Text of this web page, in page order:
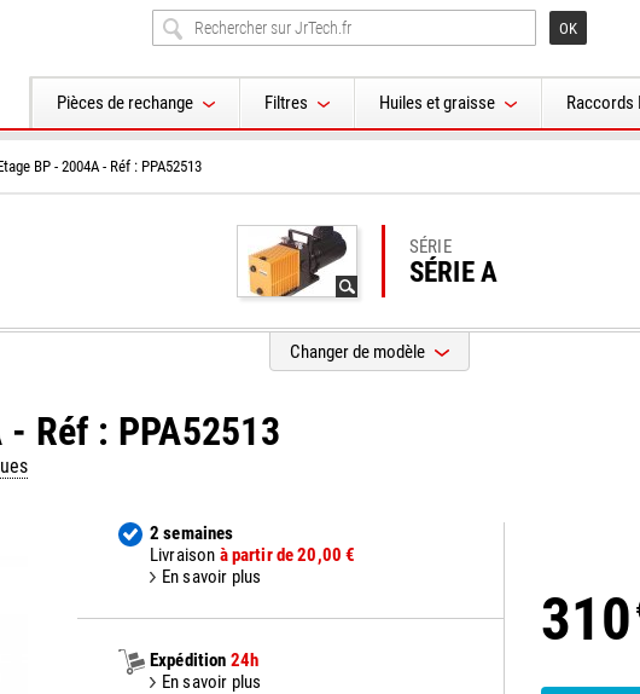
Pièces de rechange Filtres Huiles et graisse Raccords
BP - 2004A - Réf : PPA52513
SÉRIE
SÉRIE A
Changer de modèle
Réf : PPA52513
2 semaines
Livraison à partir de 20,00 €
En savoir plus
Expédition 24h
En savoir plus
310